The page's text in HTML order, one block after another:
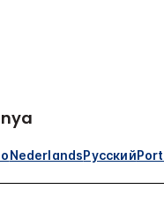
NederlandsРусский